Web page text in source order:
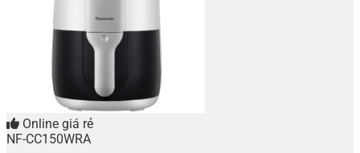
Online giá rẻ
NF-CC150WRA